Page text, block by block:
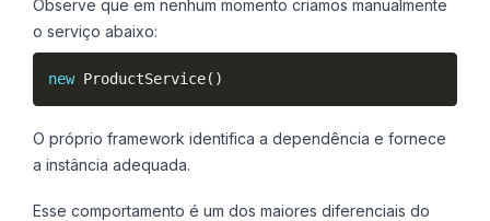
Observe que em nenhum momento criamos manualmente
o serviço abaixo:
new ProductService( )
O próprio framework identifica a dependência e fornece
a instância adequada.
Esse comportamento é um dos maiores diferenciais do